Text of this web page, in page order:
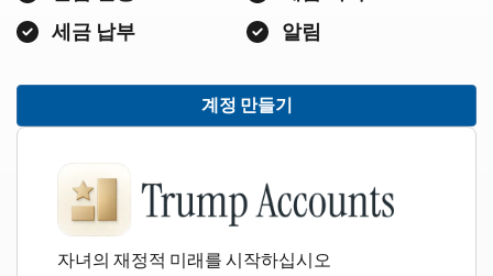
세금 납부
알림
계정 만들기
자녀의 재정적 미래를 시작하십시오